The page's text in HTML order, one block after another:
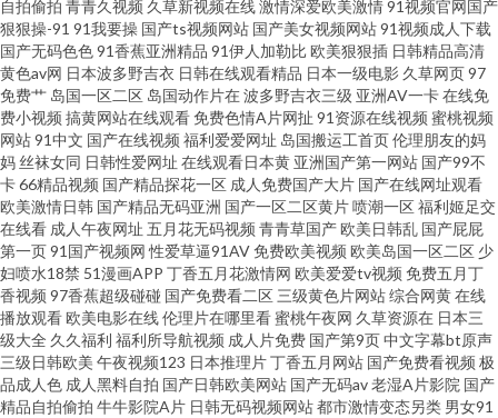
com 福利老湿69 51国产视频 肏屄免费看 91精品网站免费 美国性爱XXXX
2026全色网 超碰青青草原 九九肏肏 丝袜美尻人妻偷拍 欧美色网导航 成人福
利AV 日韩性虐影片 WWW曰逼 色宗黑人 99热首页15 久久精品网站免费 微拍
亚洲色 操逼片韩国 老湿影院V48 www99草草草 欧美老妇性交 91涩涩视频 国
产夫妻露脸 欧洲日一区精品 东京热AV资源网 黄色网上站观看 51草草草 国产
屁屁第一页 五月福利社区 97色干 老湿机试看福利 亚洲一区少妇人妻 成人两
性影院 欧美人与兽另类 91大片在线观看 国产精品 日韩国黄色片无马 91在線
自拍偷拍 青青久视频 久草新视频在线激情深爱欧美激情91视频官网国产
狠狠操-91 91我要操 国产ts视频网站 国产美女视频网站91视频成人下载
国产无码色色91香蕉亚洲精品 91伊人加勒比 欧美狠狠插 日韩精品高清
黄色av网 日本波多野吉衣 日韩在线观看精品 日本一级电影 久草网页97
免费艹 岛国一区二区 岛国动作片在波多野吉衣三级 亚洲AV一卡在线免
费小视频 搞黄网站在线观看免费色情A片网扯 91资源在线视频 蜜桃视频
网站91中文 国产在线视频 福利爱爱网址 岛国搬运工首页伦理朋友的妈
妈 丝袜女同 日韩性爱网址 在线观看日本黄 亚洲国产第一网站 国产99不
卡66精品视频 国产精品探花一区 成人免费国产大片 国产在线网址观看
欧美激情日韩 国产精品无码亚洲 国产一区二区黄片喷潮一区福利姬足交
在线看 成人午夜网址 五月花无码视频 青青草国产欧美日韩乱 国产屁屁
第一页91国产视频网 性爱草逼91AV免费欧美视频 欧美岛国一区二区 少
妇喷水18禁 51漫画APP 丁香五月花激情网 欧美爱爱tv视频 免费五月丁
香视频 97香蕉超级碰碰 国产免费看二区 三级黄色片网站综合网黄在线
播放观看欧美电影在线伦理片在哪里看蜜桃午夜网 久草资源在 日本三
级大全 久久福利 福利所导航视频 成人片免费 国产第9页中文字幕bt原声
三级日韩欧美 午夜视频123 日本推理片丁香五月网站 国产免费看视频 极
品成人色 成人黑料自拍 国产日韩欧美网站 国产无码av老湿A片影院 国产
精品自拍偷拍 牛牛影院A片 日韩无码视频网站都市激情变态另类 男女91